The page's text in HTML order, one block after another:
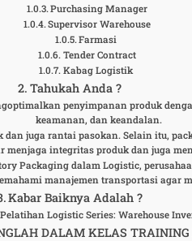
Purchasing Manager
Supervisor Warehouse
Farmasi
Tender Contract
Kabag Logistik
Tahukah Anda ?
penyimpanan produk
keamanan, dan keandalan.
juga rantai pasokan. Selain itu,
menjaga integritas produk dan juga
Packaging dalam Logistic,
manajemen transportasi agar
Kabar Baiknya Adalah ?
Logistic Series: Warehouse
DALAM KELAS